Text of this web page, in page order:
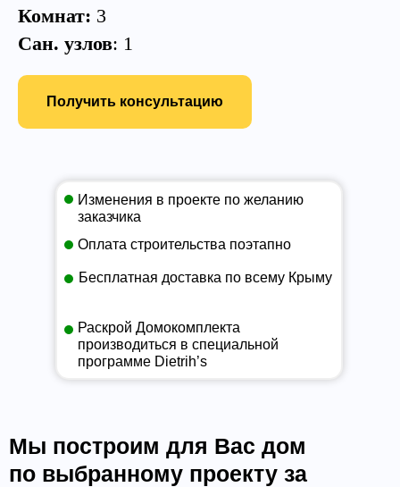
Комнат: 3
Сан. узлов: 1
Получить консультацию
Изменения в проекте по желанию
заказчика
Оплата строительства поэтапно
Бесплатная доставка по всему Крыму
Раскрой Домокомплекта
производиться в специальной
программе Dietrih’s
Мы построим для Вас дом
по выбранному проекту за